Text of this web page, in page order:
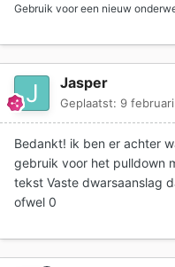
Gebruik voor een nieuw
Jasper
Geplaatst: 9
Bedankt! ik ben er achter
gebruik voor het pulldown
tekst Vaste dwarsaanslag
ofwel 0